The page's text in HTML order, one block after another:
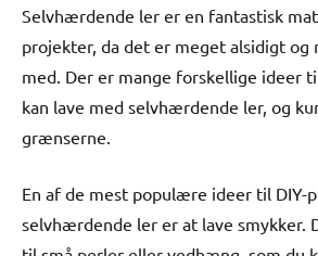
Selvhærdende ler er en fantastisk
projekter, da det er meget alsidigt og
med. Der er mange forskellige ideer
kan lave med selvhærdende ler, og
grænserne.
En af de mest populære ideer til DIY-
selvhærdende ler er at lave smykker.